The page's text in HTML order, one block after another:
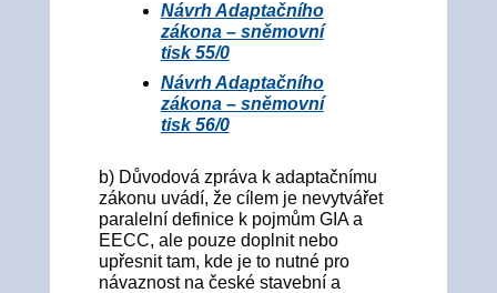
Návrh Adaptačního
zákona – sněmovní
tisk 55/0
Návrh Adaptačního
zákona – sněmovní
tisk 56/0
b) Důvodová zpráva k adaptačnímu
zákonu uvádí, že cílem je nevytvářet
paralelní definice k pojmům GIA a
EECC, ale pouze doplnit nebo
upřesnit tam, kde je to nutné pro
návaznost na české stavební a